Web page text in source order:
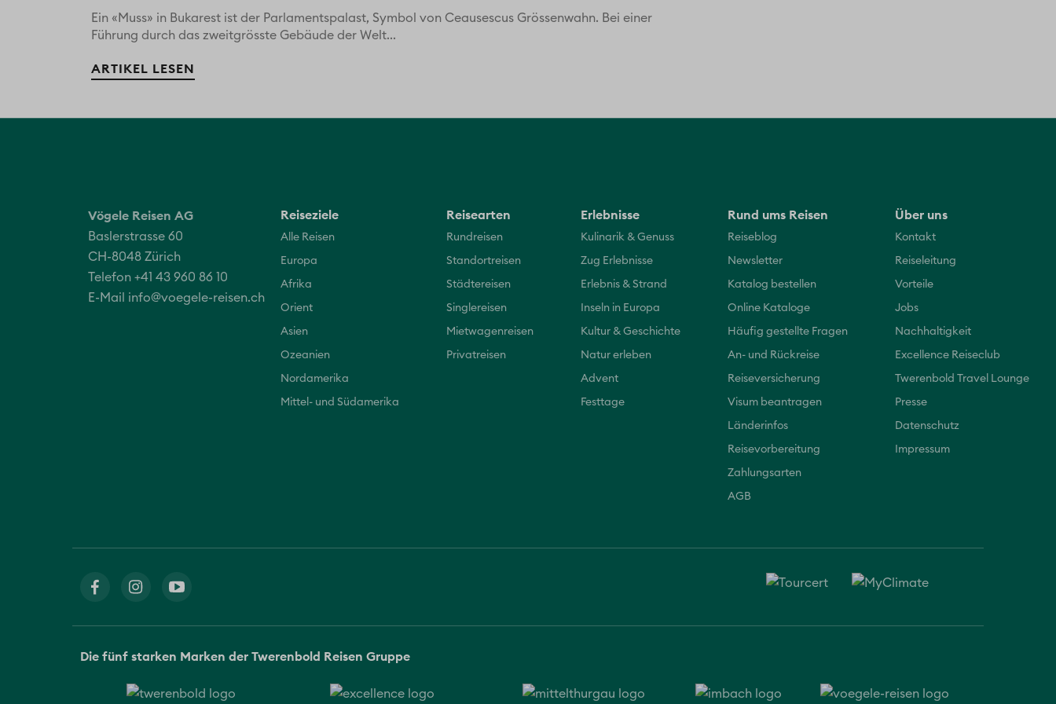
Ein «Muss» in Bukarest ist der Parlamentspalast, Symbol von Ceausescus Grössenwahn. Bei einer
Führung durch das zweitgrösste Gebäude der Welt...
ARTIKEL LESEN
Vögele Reisen AG
Baslerstrasse 60
CH-8048 Zürich
Telefon +41 43 960 86 10
E-Mail info@voegele-reisen.ch
Reiseziele
Alle Reisen
Europa
Afrika
Orient
Asien
Ozeanien
Nordamerika
Mittel- und Südamerika
Reisearten
Rundreisen
Standortreisen
Städtereisen
Singlereisen
Mietwagenreisen
Privatreisen
Erlebnisse
Kulinarik & Genuss
Zug Erlebnisse
Erlebnis & Strand
Inseln in Europa
Kultur & Geschichte
Natur erleben
Advent
Festtage
Rund ums Reisen
Reiseblog
Newsletter
Katalog bestellen
Online Kataloge
Häufig gestellte Fragen
An- und Rückreise
Reiseversicherung
Visum beantragen
Länderinfos
Reisevorbereitung
Zahlungsarten
AGB
Über uns
Kontakt
Reiseleitung
Vorteile
Jobs
Nachhaltigkeit
Excellence Reiseclub
Twerenbold Travel Lounge
Presse
Datenschutz
Impressum
Die fünf starken Marken der Twerenbold Reisen Gruppe